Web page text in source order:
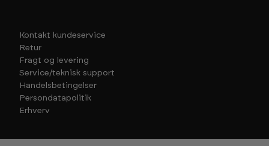
Kontakt kundeservice
Retur
Fragt og levering
Service/teknisk support
Handelsbetingelser
Persondatapolitik
Erhverv